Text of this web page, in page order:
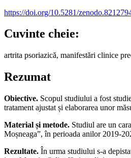
https://doi.org/10.5281/
Cuvinte cheie:
artrita psoriazică, manifestări clinice
Rezumat
Obiective. Scopul studiului a fost
tratament ajustat și elaborarea unor
Material și metode. Studiul are un
Moșneaga”, în perioada anilor 2019-
Rezultate. În urma studiului s-a